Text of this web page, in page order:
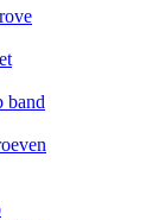
band